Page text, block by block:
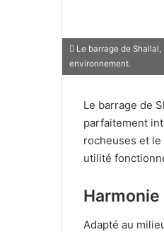
Le barrage de
environnement.
Le barrage de
parfaitement
rocheuses et
utilité
Harmonie
Adapté au